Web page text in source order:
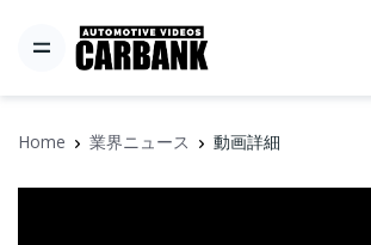
Home 業界ニュース 動画詳細